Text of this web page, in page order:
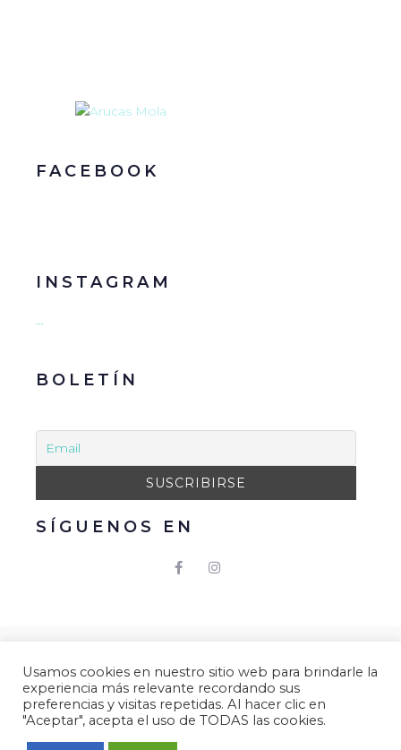
FACEBOOK
INSTAGRAM
…
BOLETÍN
SÍGUENOS EN
© 2021 Gacmark – Arucas Mola. Todos los derechos
reservados.
Aviso Legal|Política de Privacidad|Política de
Cookies.
Desarrollado por
Usamos cookies en nuestro sitio web para brindarle la
experiencia más relevante recordando sus
preferencias y visitas repetidas. Al hacer clic en
"Aceptar", acepta el uso de TODAS las cookies.